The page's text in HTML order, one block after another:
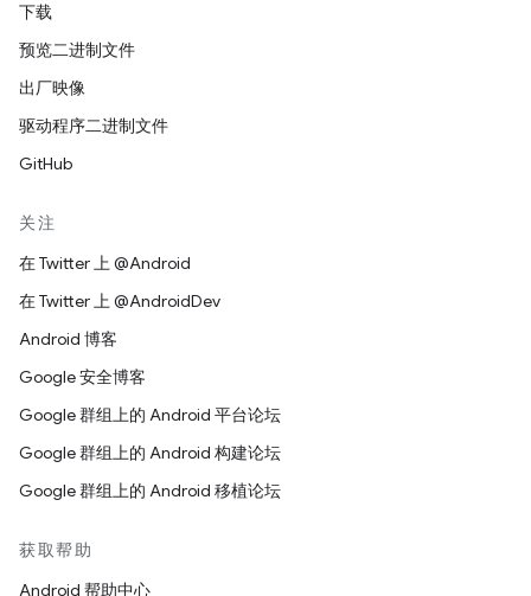
下载
预览二进制文件
出厂映像
驱动程序二进制文件
GitHub
关注
在 Twitter 上 @Android
在 Twitter 上 @AndroidDev
Android 博客
Google 安全博客
Google 群组上的 Android 平台论坛
Google 群组上的 Android 构建论坛
Google 群组上的 Android 移植论坛
获取帮助
Android 帮助中心